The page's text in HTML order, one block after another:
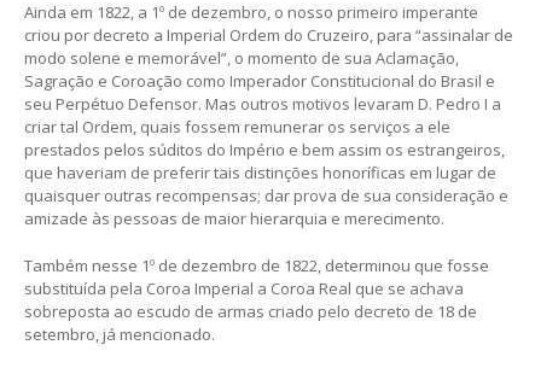
Ainda em 1822, a 1º de dezembro, o nosso primeiro imperante
criou por decreto a Imperial Ordem do Cruzeiro, para “assinalar de
modo solene e memorável”, o momento de sua Aclamação,
Sagração e Coroação como Imperador Constitucional do Brasil e
seu Perpétuo Defensor. Mas outros motivos levaram D. Pedro I a
criar tal Ordem, quais fossem remunerar os serviços a ele
prestados pelos súditos do Império e bem assim os estrangeiros,
que haveriam de preferir tais distinções honoríficas em lugar de
quaisquer outras recompensas; dar prova de sua consideração e
amizade às pessoas de maior hierarquia e merecimento.
Também nesse 1º de dezembro de 1822, determinou que fosse
substituída pela Coroa Imperial a Coroa Real que se achava
sobreposta ao escudo de armas criado pelo decreto de 18 de
setembro, já mencionado.